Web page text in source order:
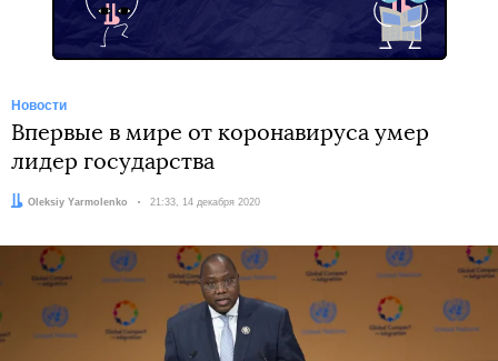
Новости
Впервые в мире от коронавируса умер
лидер государства
Автор:
Oleksiy Yarmolenko Дата:
21:33, 14 декабря 2020